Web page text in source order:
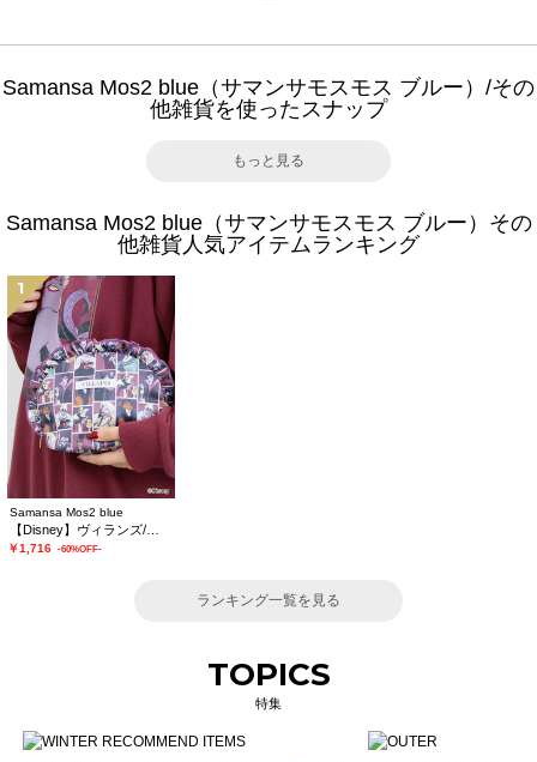
Samansa Mos2 blue（サマンサモスモス ブルー）/その
他雑貨を使ったスナップ
もっと見る
Samansa Mos2 blue（サマンサモスモス ブルー）その
他雑貨人気アイテムランキング
1
Samansa Mos2 blue
￥1,716 -60%OFF-
ランキング一覧を見る
TOPICS
特集